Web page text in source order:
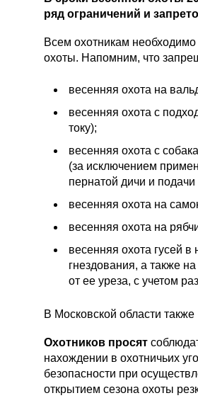
ряд ограничений и
Всем охотникам
охоты. Напомним, что
весенняя охота на
весенняя охота с
току);
весенняя охота с
(за исключением
пернатой дичи и
весенняя охота на
весенняя охота на
весенняя охота гусей
гнездования, а также
от ее уреза, с учетом
В Московской области
Охотников просят
нахождении в охотничьих
безопасности при
открытием сезона охоты